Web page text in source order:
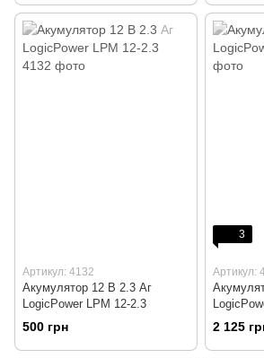
Артикул: 4132
Акумулятор 12 В 2.3 Аг
LogicPower LPM 12-2.3
500 грн
3
Артикул:
2 125